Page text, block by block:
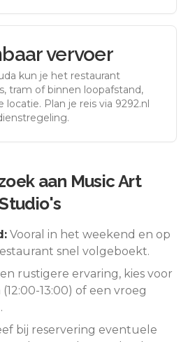
vervoer
kun je het restaurant
tram of binnen loopafstand,
locatie. Plan je reis via 9292.nl
aan Music Art
Vooral in het weekend en op
snel volgeboekt.
rustigere ervaring, kies voor
13:00) of een vroeg
bij reservering eventuele